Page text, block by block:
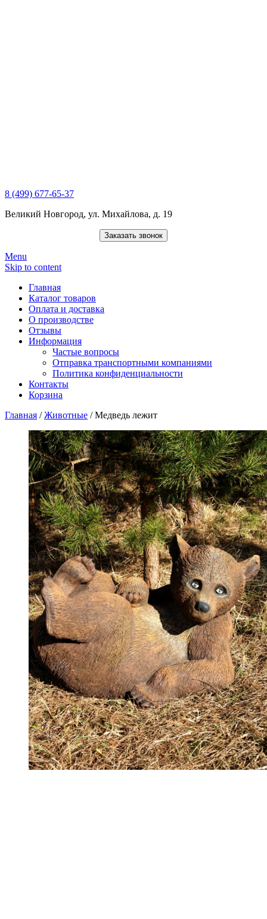
8 (499) 677-65-37
Великий Новгород, ул. Михайлова, д. 19
Заказать звонок
Menu
Skip to content
Главная
Каталог товаров
Оплата и доставка
О производстве
Отзывы
Информация
Частые вопросы
Отправка транспортными компаниями
Политика конфиденциальности
Контакты
Корзина
Главная /Животные / Медведь лежит